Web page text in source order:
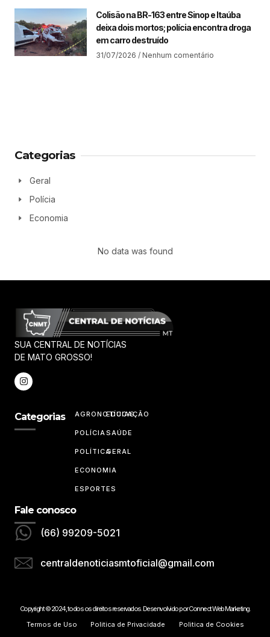
Colisão na BR-163 entre Sinop e Itaúba
deixa dois mortos; polícia encontra droga
em carro destruído
31/07/2026 Nenhum comentário
Categorias
Geral
Polícia
Economia
No data was found
SUA CENTRAL DE NOTÍCIAS
DE MATO GROSSO!
Categorias AGRONOTÍCIAS
POLÍCIA
POLÍTICA
ECONOMIA
ESPORTES
EDUCAÇÃO
SAÚDE
GERAL
Fale conosco
(66) 99209-5021
centraldenoticiasmtoficial@gmail.com
Copyright © 2024, todos os direitos reservados. Desenvolvido por Connect Web Marketing.
Termos de Uso
Politica de Privacidade Politica de Cookies